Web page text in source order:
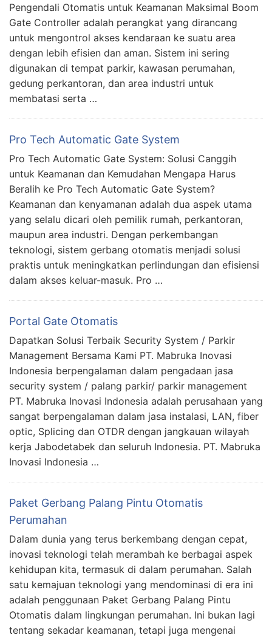
Pengendali Otomatis untuk Keamanan Maksimal Boom
Gate Controller adalah perangkat yang dirancang
untuk mengontrol akses kendaraan ke suatu area
dengan lebih efisien dan aman. Sistem ini sering
digunakan di tempat parkir, kawasan perumahan,
gedung perkantoran, dan area industri untuk
membatasi serta …
Pro Tech Automatic Gate System
Pro Tech Automatic Gate System: Solusi Canggih
untuk Keamanan dan Kemudahan Mengapa Harus
Beralih ke Pro Tech Automatic Gate System?
Keamanan dan kenyamanan adalah dua aspek utama
yang selalu dicari oleh pemilik rumah, perkantoran,
maupun area industri. Dengan perkembangan
teknologi, sistem gerbang otomatis menjadi solusi
praktis untuk meningkatkan perlindungan dan efisiensi
dalam akses keluar-masuk. Pro …
Portal Gate Otomatis
Dapatkan Solusi Terbaik Security System / Parkir
Management Bersama Kami PT. Mabruka Inovasi
Indonesia berpengalaman dalam pengadaan jasa
security system / palang parkir/ parkir management
PT. Mabruka Inovasi Indonesia adalah perusahaan yang
sangat berpengalaman dalam jasa instalasi, LAN, fiber
optic, Splicing dan OTDR dengan jangkauan wilayah
kerja Jabodetabek dan seluruh Indonesia. PT. Mabruka
Inovasi Indonesia …
Paket Gerbang Palang Pintu Otomatis
Perumahan
Dalam dunia yang terus berkembang dengan cepat,
inovasi teknologi telah merambah ke berbagai aspek
kehidupan kita, termasuk di dalam perumahan. Salah
satu kemajuan teknologi yang mendominasi di era ini
adalah penggunaan Paket Gerbang Palang Pintu
Otomatis dalam lingkungan perumahan. Ini bukan lagi
tentang sekadar keamanan, tetapi juga mengenai